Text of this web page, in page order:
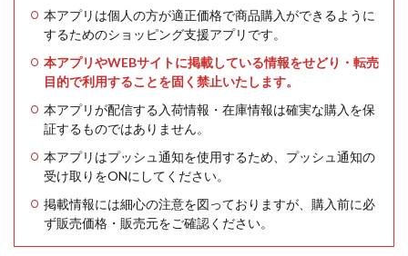
本アプリは個人の方が適正価格で商品購入ができるように
するためのショッピング支援アプリです。
本アプリやWEBサイトに掲載している情報をせどり・転売
目的で利用することを固く禁止いたします。
本アプリが配信する入荷情報・在庫情報は確実な購入を保
証するものではありません。
本アプリはプッシュ通知を使用するため、プッシュ通知の
受け取りをONにしてください。
掲載情報には細心の注意を図っておりますが、購入前に必
ず販売価格・販売元をご確認ください。